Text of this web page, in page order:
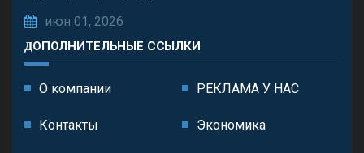
июн 01, 2026
ДОПОЛНИТЕЛЬНЫЕ ССЫЛКИ
О компании РЕКЛАМА У НАС
Контакты Экономика